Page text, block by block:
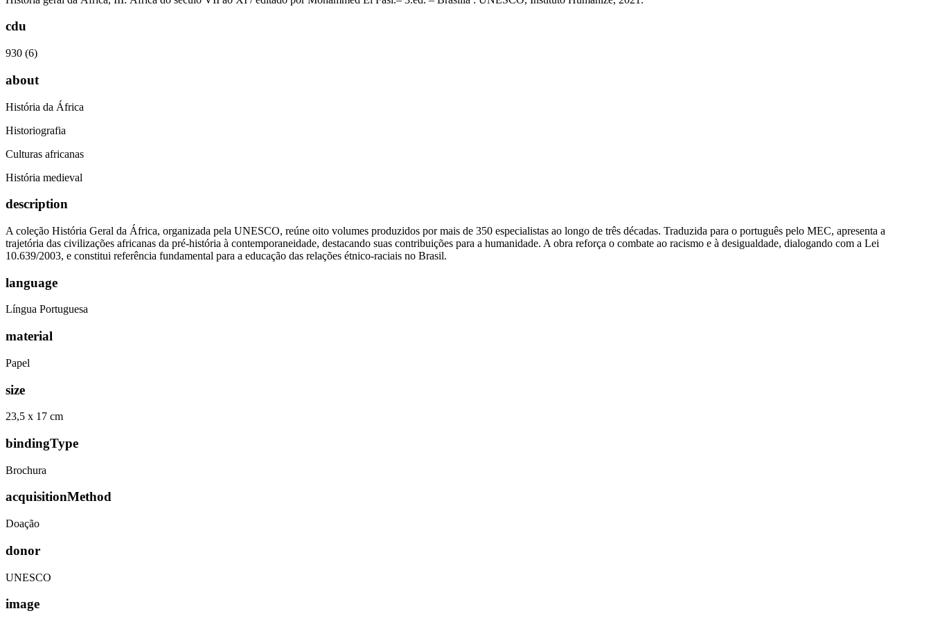
cdu
930 (6)
about
História da África
Historiografia
Culturas africanas
História medieval
description
A coleção História Geral da África, organizada pela UNESCO, reúne oito volumes produzidos por mais de 350 especialistas ao longo de três décadas. Traduzida para o português pelo MEC, apresenta a
trajetória das civilizações africanas da pré-história à contemporaneidade, destacando suas contribuições para a humanidade. A obra reforça o combate ao racismo e à desigualdade, dialogando com a Lei
10.639/2003, e constitui referência fundamental para a educação das relações étnico-raciais no Brasil.
language
Língua Portuguesa
material
Papel
size
23,5 x 17 cm
bindingType
Brochura
acquisitionMethod
Doação
donor
UNESCO
image